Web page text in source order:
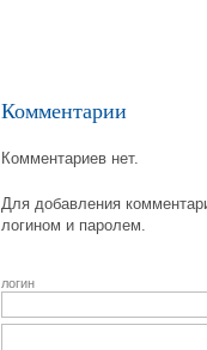
Комментарии
Комментариев нет.
Для добавления
логином и паролем.
логин